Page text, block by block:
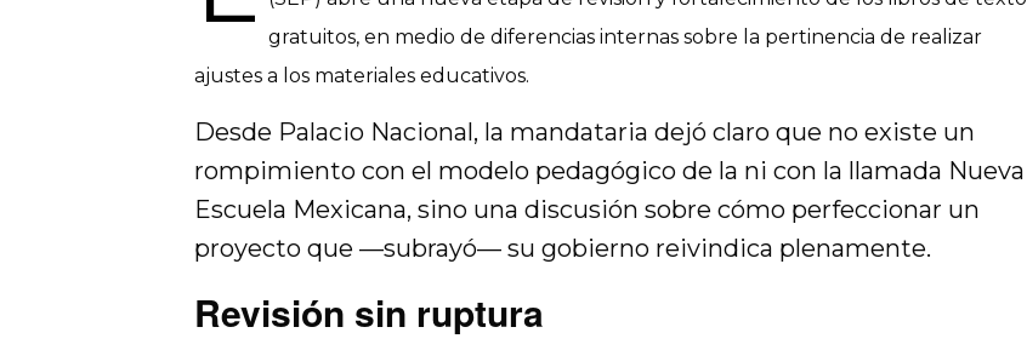
gratuitos, en medio de diferencias internas sobre la pertinencia de realizar
ajustes a los materiales educativos.
Desde Palacio Nacional, la mandataria dejó claro que no existe un
rompimiento con el modelo pedagógico de la ni con la llamada Nueva
Escuela Mexicana, sino una discusión sobre cómo perfeccionar un
proyecto que —subrayó— su gobierno reivindica plenamente.
Revisión sin ruptura